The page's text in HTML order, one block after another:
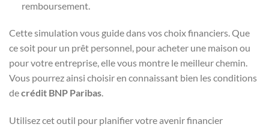
remboursement.
Cette simulation vous guide dans vos choix financiers. Que
ce soit pour un prêt personnel, pour acheter une maison ou
pour votre entreprise, elle vous montre le meilleur chemin.
Vous pourrez ainsi choisir en connaissant bien les conditions
decrédit BNP Paribas.
Utilisez cet outil pour planifier votre avenir financier